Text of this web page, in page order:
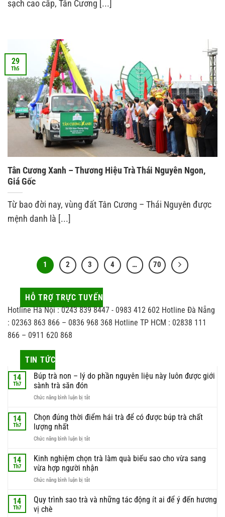
sạch cao cấp, Tân Cương [...]
Tân Cương Xanh – Thương Hiệu Trà Thái Nguyên Ngon,
Giá Gốc
Từ bao đời nay, vùng đất Tân Cương – Thái Nguyên được
mệnh danh là [...]
29
Th5
1 2 3 4 … 70
HỖ TRỢ TRỰC TUYẾN
Hotline Hà Nội : 0243 839 8447 - 0983 412 602 Hotline Đà Nẵng
: 02363 863 866 – 0836 968 368 Hotline TP HCM : 02838 111
866 – 0911 620 868
TIN TỨC
14
Th7
Búp trà non – lý do phần nguyên liệu này luôn được giới
sành trà săn đón
Chức năng bình luận bị tắtở
trà
lý
phần
nguyên
liệu
này
được
14
Th7
Chọn đúng thời điểm hái trà để có được búp trà chất
lượng nhất
Chức năng bình luận bị tắtở
đúng
thời
điểm
hái
để
14
Th7
Kinh nghiệm chọn trà làm quà biếu sao cho vừa sang
vừa hợp người nhận
Chức năng bình luận bị tắtở
nghiệm
14
Th7
Quy trình sao trà và những tác động ít ai để ý đến hương
vị chè